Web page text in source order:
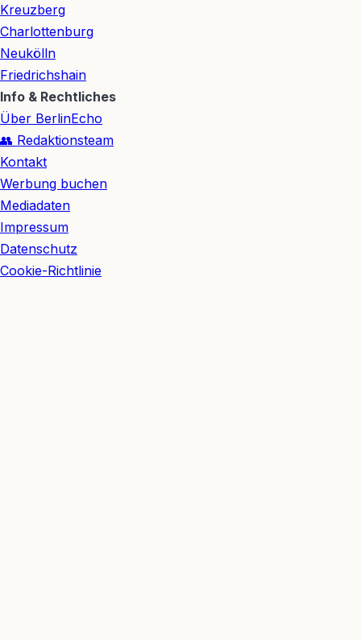
Kreuzberg
Charlottenburg
Neukölln
Friedrichshain
Info & Rechtliches
Über BerlinEcho
👥 Redaktionsteam
Kontakt
Werbung buchen
Mediadaten
Impressum
Datenschutz
Cookie-Richtlinie